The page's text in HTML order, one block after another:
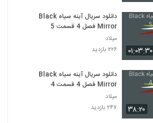
۰۱:۰۳:۳۰
دانلود سریال آینه سیاه Black
Mirror فصل 4 قسمت 5
میلاد
۲۲۶ بازدید
۳۸:۲۰
دانلود سریال آینه سیاه Black
Mirror فصل 4 قسمت 4
میلاد
۲۴۷ بازدید